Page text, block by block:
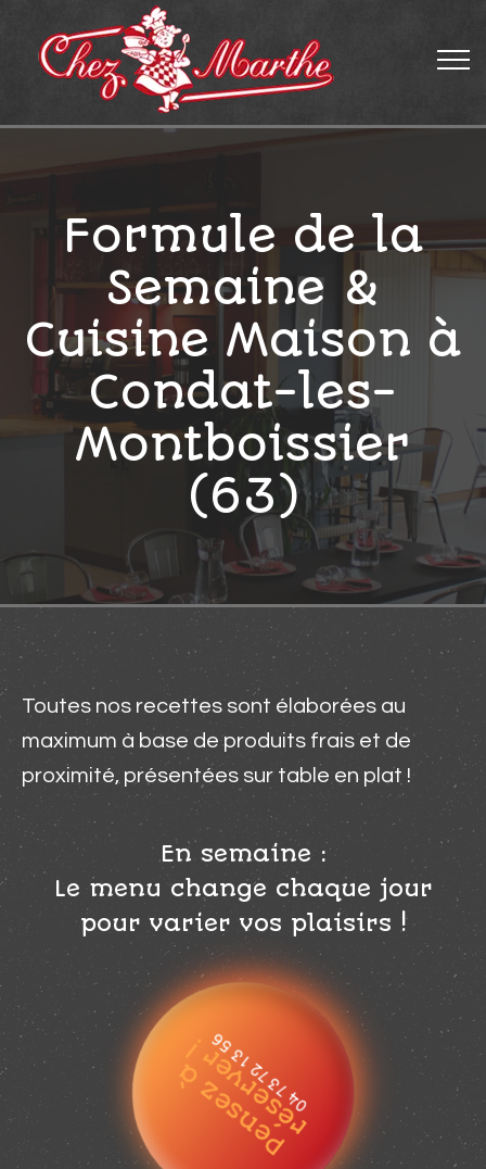
Formule de la
Semaine &
Cuisine Maison à
Condat-les-
Montboissier
(63)
Toutes nos recettes sont élaborées au
maximum à base de produits frais et de
proximité, présentées sur table en plat !
En semaine :
Le menu change chaque jour
pour varier vos plaisirs !
P
e
n
s
e
z
à
r
é
s
e
r
v
e
r
!
04 73 72 13 56